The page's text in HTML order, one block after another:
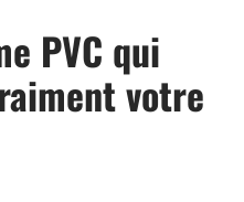
PVC qui
votre